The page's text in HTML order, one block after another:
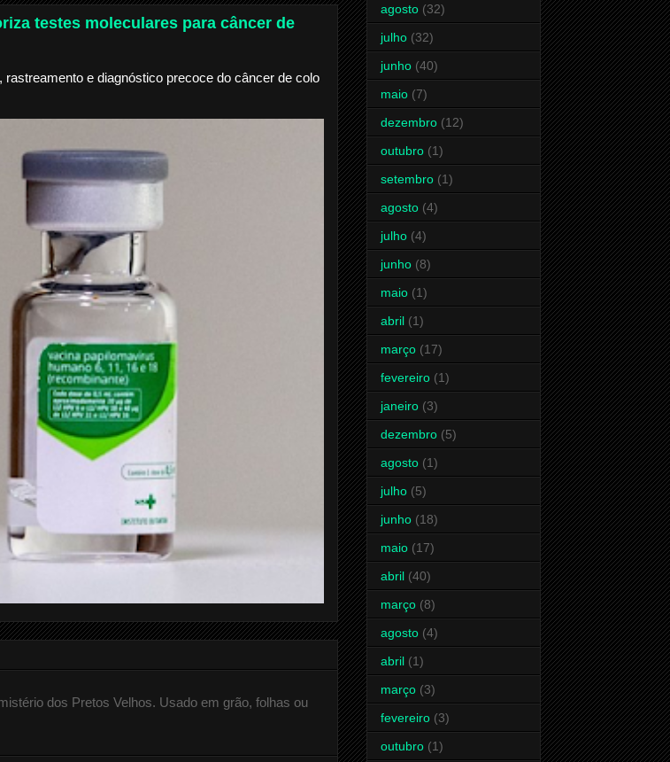
testes moleculares para câncer de
e diagnóstico precoce do câncer de colo
dos Pretos Velhos. Usado em grão, folhas ou
agosto (32)
julho (32)
junho (40)
maio (7)
dezembro (12)
outubro (1)
setembro (1)
agosto (4)
julho (4)
junho (8)
maio (1)
abril (1)
março (17)
fevereiro (1)
janeiro (3)
dezembro (5)
agosto (1)
julho (5)
junho (18)
maio (17)
abril (40)
março (8)
agosto (4)
abril (1)
março (3)
fevereiro (3)
outubro (1)